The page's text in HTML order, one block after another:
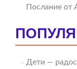
Послание от
Дети —